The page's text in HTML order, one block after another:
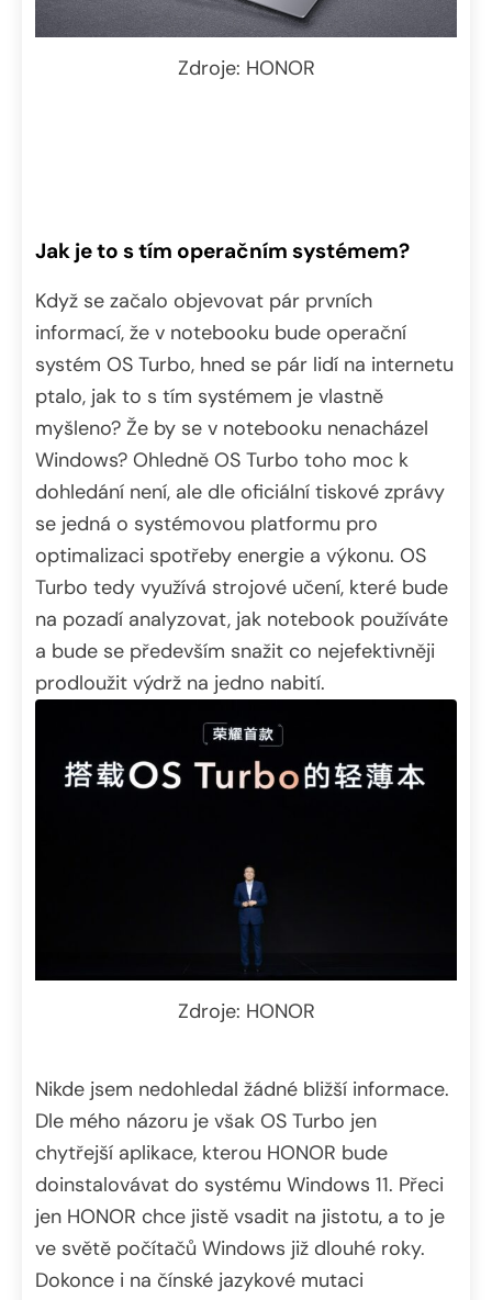
Zdroje: HONOR
Jak je to s tím operačním systémem?
Když se začalo objevovat pár prvních
informací, že v notebooku bude operační
systém OS Turbo, hned se pár lidí na internetu
ptalo, jak to s tím systémem je vlastně
myšleno? Že by se v notebooku nenacházel
Windows? Ohledně OS Turbo toho moc k
dohledání není, ale dle oficiální tiskové zprávy
se jedná o systémovou platformu pro
optimalizaci spotřeby energie a výkonu. OS
Turbo tedy využívá strojové učení, které bude
na pozadí analyzovat, jak notebook používáte
a bude se především snažit co nejefektivněji
prodloužit výdrž na jedno nabití.
Zdroje: HONOR
Nikde jsem nedohledal žádné bližší informace.
Dle mého názoru je však OS Turbo jen
chytřejší aplikace, kterou HONOR bude
doinstalovávat do systému Windows 11. Přeci
jen HONOR chce jistě vsadit na jistotu, a to je
ve světě počítačů Windows již dlouhé roky.
Dokonce i na čínské jazykové mutaci